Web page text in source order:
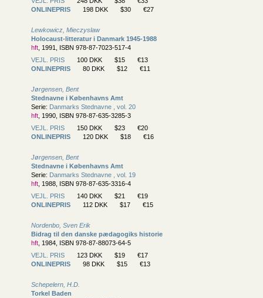
ONLINEPRIS
198 DKK $30 €27
Lewkowicz, Mieczyslaw
Holocaust-litteratur i Danmark 1945-1988
hft , 1991, ISBN 978-87-7023-517-4
VEJL. PRIS
100 DKK $15
€13
ONLINEPRIS
80 DKK $12 €11
Jørgensen, Bent
Stednavne i Københavns Amt
Serie: Danmarks Stednavne , vol. 20
hft , 1990, ISBN 978-87-635-3285-3
VEJL. PRIS
150 DKK $23
€20
ONLINEPRIS
120 DKK $18 €16
Jørgensen, Bent
Stednavne i Københavns Amt
Serie: Danmarks Stednavne , vol. 19
hft , 1988, ISBN 978-87-635-3316-4
VEJL. PRIS
140 DKK $21
€19
ONLINEPRIS
112 DKK $17 €15
Nordenbo, Sven Erik
Bidrag til den danske pædagogiks historie
hft , 1984, ISBN 978-87-88073-64-5
VEJL. PRIS
123 DKK $19
€17
ONLINEPRIS
98 DKK $15 €13
Schepelern, H.D.
Torkel Baden